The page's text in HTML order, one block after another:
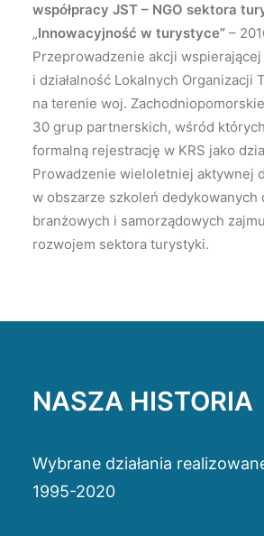
współpracy JST – NGO sektora
„Innowacyjność w turystyce” –
Przeprowadzenie akcji
i działalność Lokalnych Organizacji
na terenie woj.
30 grup partnerskich, wśród których
formalną rejestrację w KRS jako
Prowadzenie wieloletniej aktywnej
w obszarze szkoleń dedykowanych
branżowych i samorządowych
rozwojem sektora turystyki.
NASZA HISTORIA
Wybrane działania
1995-2020